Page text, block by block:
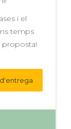
i el
temps
proposta!